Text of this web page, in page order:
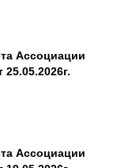
Ассоциации
Ассоциации